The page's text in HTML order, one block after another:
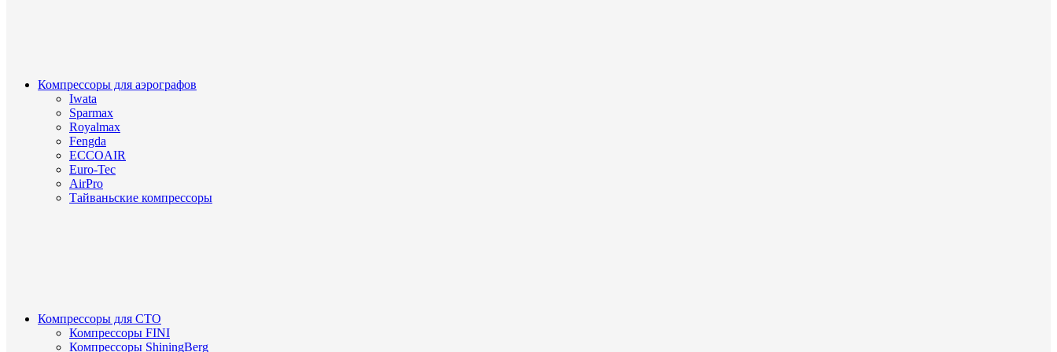
Компрессоры для аэрографов
Iwata
Sparmax
Royalmax
Fengda
ECCOAIR
Euro-Tec
AirPro
Тайваньские компрессоры
Компрессоры для СТО
Компрессоры FINI
Компрессоры ShiningBerg